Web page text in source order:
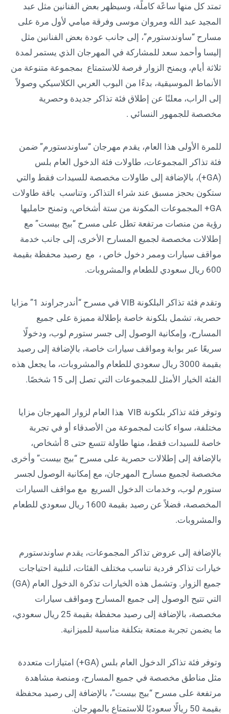
تمتد كل منها ساعًة كاملًة، وسيظهر بعض الفنانين مثل عبد
المجيد عبد الله ومروان موسى وفرقة ميامي لأول مرة على
مسارح “ساوندستورم”، إلى جانب عودة بعض الفنانين مثل
إليسا وأحمد سعد للمشاركة في المهرجان الذي يستمر لمدة
ثلاثة أيام، ويمنح الزوار فرصة للاستمتاع بمجموعة متنوعة من
الأنماط الموسيقية، بدءًا من البوب العربي الكلاسيكي وصولاً
إلى الراب، معلنًا عن إطلاق فئة تذاكر جديدة وحصرية
مخصصة للجمهور النسائي .
للمرة الأولى هذا العام، يقدم مهرجان “ساوندستورم” ضمن
فئة تذاكر المجموعات، طاولات فئة الدخول العام بلس
(GA+)، بالإضافة إلى طاولات مخصصة للسيدات فقط والتي
ستكون بحجز مسبق عند شراء التذاكر، وتناسب باقة طاولات
GA+ المجموعات المكونة من ستة أشخاص، وتمنح حامليها
رؤية من منصات مرتفعة تطل على مسرح “بيج بيست” مع
إطلالات مخصصة لجميع المسارح الأخرى، إلى جانب خدمة
مواقف سيارات وممر دخول خاص ، مع رصيد محفظة بقيمة
600 ريال سعودي للطعام والمشروبات.
وتقدم فئة تذاكر البلكونة VIB في مسرح “أندرجراوند 1” مزايا
حصرية، تشمل بلكونة خاصة بإطلالة مميزة على جميع
المسارح، وإمكانية الوصول إلى جسر ستورم لوب، ودخولًا
سريعًا عبر بوابة ومواقف سيارات خاصة، بالإضافة إلى رصيد
بقيمة 3000 ريال سعودي للطعام والمشروبات، ما يجعل هذه
الفئة الخيار الأمثل للمجموعات التي تصل إلى 15 شخصًا.
وتوفر فئة تذاكر بلكونة VIB هذا العام لزوار المهرجان مزايا
مختلفة، سواء كانت لمجموعة من الأصدقاء أو في تجربة
خاصة للسيدات فقط، منها طاولة تتسع حتى 8 أشخاص،
بالإضافة إلى إطلالات حصرية على مسرح “بيج بيست” وأخرى
مخصصة لجميع مسارح المهرجان، مع إمكانية الوصول لجسر
ستورم لوب، وخدمات الدخول السريع مع مواقف السيارات
المخصصة، فضلاً عن رصيد بقيمة 1600 ريال سعودي للطعام
والمشروبات.
بالإضافة إلى عروض تذاكر المجموعات، يقدم ساوندستورم
خيارات تذاكر فردية تناسب مختلف الفئات، لتلبية احتياجات
جميع الزوار. وتشمل هذه الخيارات تذكرة الدخول العام (GA)
التي تتيح الوصول إلى جميع المسارح ومواقف سيارات
مخصصة، بالإضافة إلى رصيد محفظة بقيمة 25 ريال سعودي،
ما يضمن تجربة ممتعة بتكلفة مناسبة للميزانية.
وتوفر فئة تذاكر الدخول العام بلس (GA+) امتيازات متعددة
مثل مناطق مخصصة في جميع المسارح، ومنصة مشاهدة
مرتفعة على مسرح “بيج بيست”، بالإضافة إلى رصيد محفظة
بقيمة 50 ريالًا سعوديًا للاستمتاع بالمهرجان.